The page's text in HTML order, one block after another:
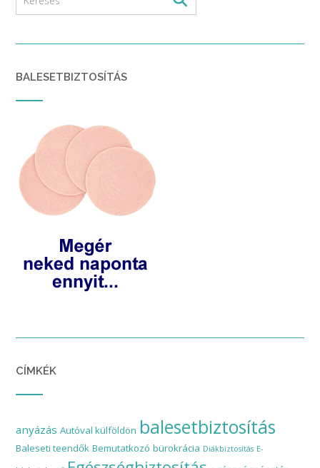
BALESETBIZTOSÍTÁS
CÍMKÉK
anyázás Autóval külföldön balesetbiztosítás
Baleseti teendők Bemutatkozó bürokrácia Diákbiztosítás E-